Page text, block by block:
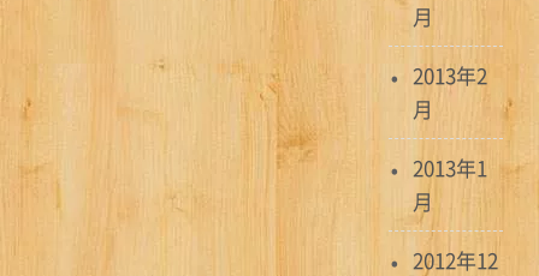
月
2013年2
月
2013年1
月
2012年12